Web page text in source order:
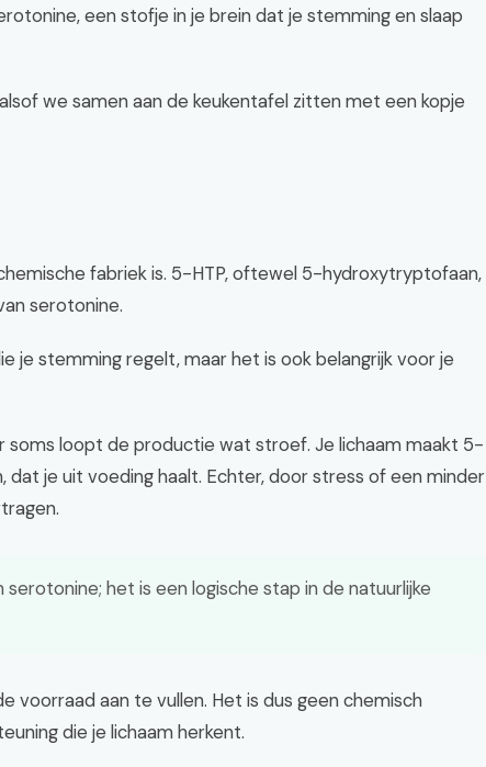
een stofje in je brein dat je stemming en slaap
we samen aan de keukentafel zitten met een kopje
fabriek is. 5-HTP, oftewel 5-hydroxytryptofaan,
serotonine.
je stemming regelt, maar het is ook belangrijk voor je
soms loopt de productie wat stroef. Je lichaam maakt 5-
dat je uit voeding haalt. Echter, door stress of een minder
het is een logische stap in de natuurlijke
voorraad aan te vullen. Het is dus geen chemisch
die je lichaam herkent.